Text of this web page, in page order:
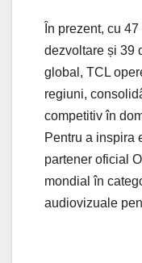
În prezent, cu
dezvoltare și 39
global, TCL
regiuni,
competitiv în
Pentru a inspira
partener oficial
mondial în
audiovizuale